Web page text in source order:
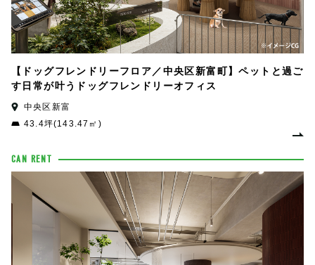
【ドッグフレンドリーフロア／中央区新富町】ペットと過ご
す日常が叶うドッグフレンドリーオフィス
中央区新富
43.4坪(143.47㎡)
CAN RENT